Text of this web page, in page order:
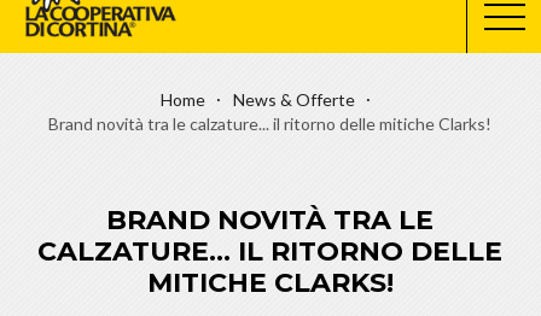
Home
News & Offerte
Brand novità tra le calzature... il ritorno delle mitiche Clarks!
BRAND NOVITÀ TRA LE
CALZATURE... IL RITORNO DELLE
MITICHE CLARKS!